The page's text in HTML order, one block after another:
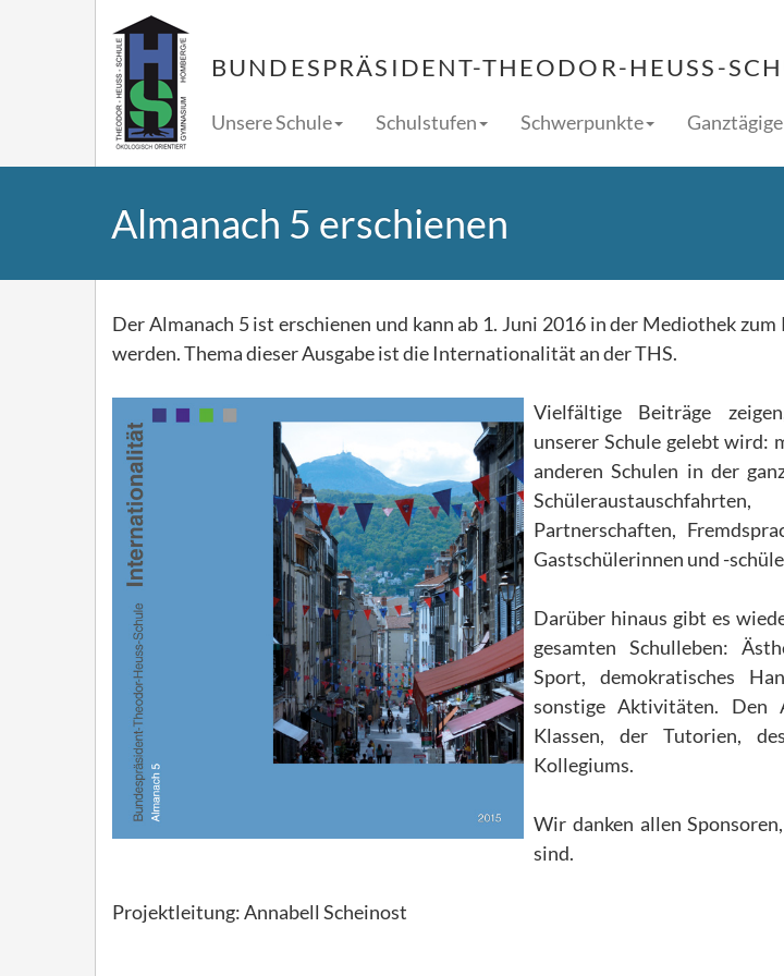
BUNDESPRÄSIDENT-THEODOR-HEUSS-
Unsere Schule Schulstufen Schwerpunkte
Almanach 5 erschienen
Der Almanach 5 ist erschienen und kann ab 1. Juni 2016 in der Mediothek
werden. Thema dieser Ausgabe ist die Internationalität an der THS.
Vielfältige Beiträge
unserer Schule gelebt wird:
anderen Schulen in der
Partnerschaften,
Gastschülerinnen und -
Darüber hinaus gibt es
gesamten Schulleben:
Sport, demokratisches
sonstige Aktivitäten. Den
Klassen, der Tutorien,
Kollegiums.
Wir danken allen
sind.
Projektleitung: Annabell Scheinost